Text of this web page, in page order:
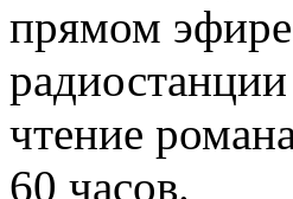
прямом эфире
чтение
60 часов.